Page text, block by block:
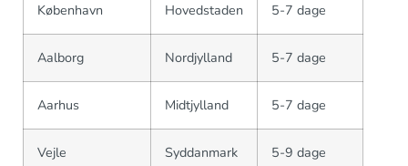
København Hovedstaden 5-7 dage
Aalborg Nordjylland 5-7 dage
Aarhus Midtjylland 5-7 dage
Vejle Syddanmark 5-9 dage